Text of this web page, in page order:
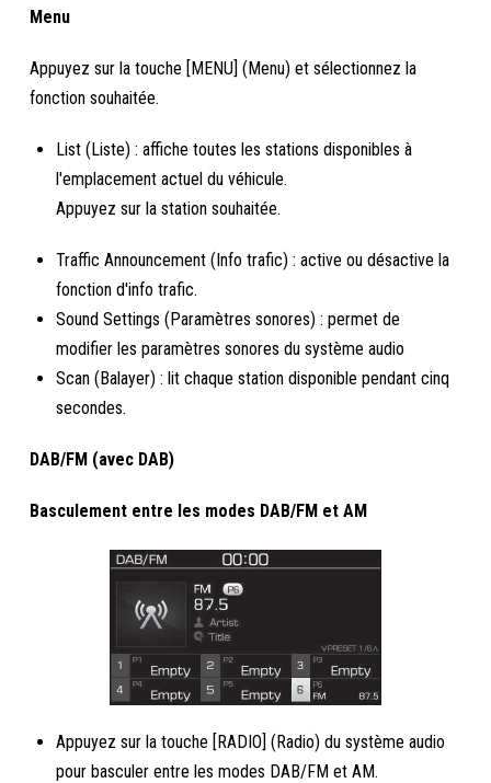
Menu
Appuyez sur la touche [MENU] (Menu) et sélectionnez la
fonction souhaitée.
List (Liste) : affiche toutes les stations disponibles à
l'emplacement actuel du véhicule.
Appuyez sur la station souhaitée.
Traffic Announcement (Info trafic) : active ou désactive la
fonction d'info trafic.
Sound Settings (Paramètres sonores) : permet de
modifier les paramètres sonores du système audio
Scan (Balayer) : lit chaque station disponible pendant cinq
secondes.
DAB/FM (avec DAB)
Basculement entre les modes DAB/FM et AM
Appuyez sur la touche [RADIO] (Radio) du système audio
pour basculer entre les modes DAB/FM et AM.